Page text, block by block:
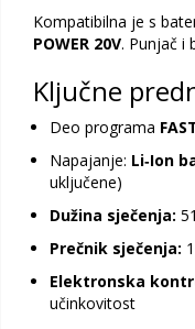
Kompatibilna je s
POWER 20V. Punjač i
Ključne
Deo programa
Napajanje: Li‑Ion
uključene)
Dužina sječenja:
Prečnik sječenja:
Elektronska
učinkovitost